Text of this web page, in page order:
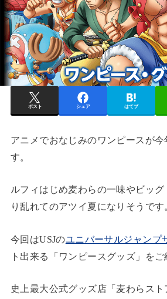
ポスト シェア はてブ
アニメでおなじみのワンピースが今
す。
ルフィはじめ麦わらの一味やビッ
り乱れてのアツイ夏になりそうです
今回はUSJのユニバーサルジャンプ
ト出来る「ワンピースグッズ」をご
史上最大公式グッズ店「麦わらス